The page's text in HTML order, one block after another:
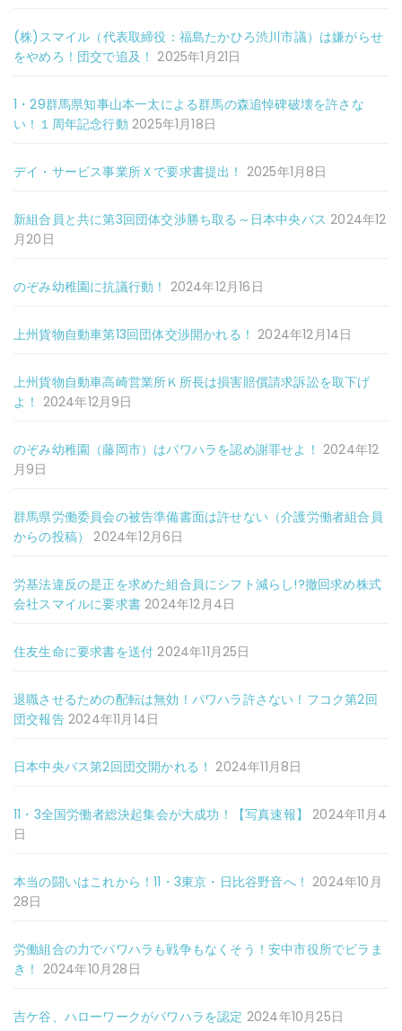
(株)スマイル（代表取締役：福島たかひろ渋川市議）は嫌がらせ
をやめろ！団交で追及！ 2025年1月21日
1・29群馬県知事山本一太による群馬の森追悼碑破壊を許さな
い！１周年記念行動 2025年1月18日
デイ・サービス事業所Ｘで要求書提出！ 2025年1月8日
新組合員と共に第3回団体交渉勝ち取る～日本中央バス 2024年12
月20日
のぞみ幼稚園に抗議行動！ 2024年12月16日
上州貨物自動車第13回団体交渉開かれる！ 2024年12月14日
上州貨物自動車高崎営業所Ｋ所長は損害賠償請求訴訟を取下げ
よ！ 2024年12月9日
のぞみ幼稚園（藤岡市）はパワハラを認め謝罪せよ！ 2024年12
月9日
群馬県労働委員会の被告準備書面は許せない（介護労働者組合員
からの投稿）
2024年12月6日
労基法違反の是正を求めた組合員にシフト減らし!?撤回求め株式
会社スマイルに要求書 2024年12月4日
住友生命に要求書を送付 2024年11月25日
退職させるための配転は無効！パワハラ許さない！フコク第2回
団交報告 2024年11月14日
日本中央バス第2回団交開かれる！ 2024年11月8日
11・3全国労働者総決起集会が大成功！【写真速報】
2024年11月4
日
本当の闘いはこれから！11・3東京・日比谷野音へ！ 2024年10月
28日
労働組合の力でパワハラも戦争もなくそう！安中市役所でビラま
き！ 2024年10月28日
吉ケ谷、ハローワークがパワハラを認定 2024年10月25日